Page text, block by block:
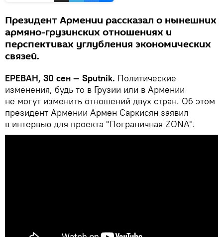
Президент Армении рассказал о нынешних
армяно-грузинских отношениях и
перспективах углубления экономических
связей.
ЕРЕВАН, 30 сен — Sputnik. Политические
изменения, будь то в Грузии или в Армении
не могут изменить отношений двух стран. Об этом
президент Армении Армен Саркисян заявил
в интервью для проекта "Пограничная ZONA".